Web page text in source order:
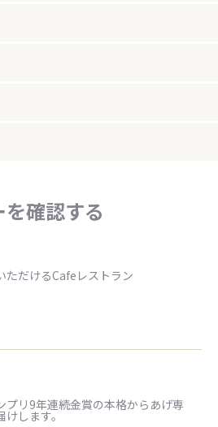
確認する
ただけるCafeレストラン
プリ9年連続金賞の本格からあげ専
します。